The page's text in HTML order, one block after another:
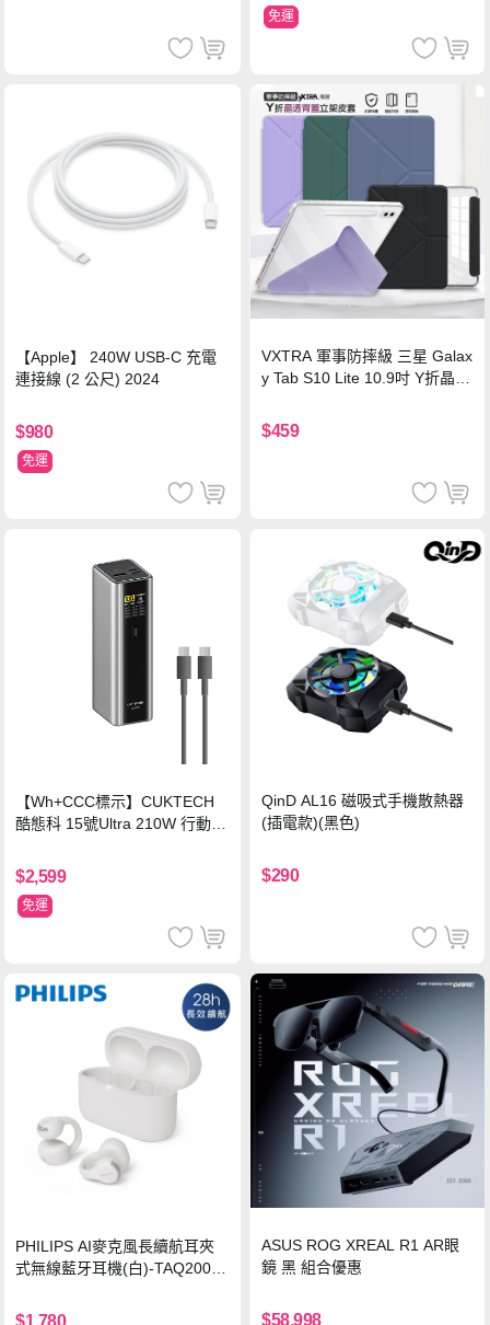
免運
【Apple】 240W USB-C 充電
連接線 (2 公尺) 2024
$980
免運
VXTRA 軍事防摔級 三星 Galax
y Tab S10 Lite 10.9吋 Y折晶透
$459
【Wh+CCC標示】CUKTECH
酷態科 15號Ultra 210W 行動電
$2,599
免運
QinD AL16 磁吸式手機散熱器
(插電款)(黑色)
$290
PHILIPS AI麥克風長續航耳夾
式無線藍牙耳機(白)-TAQ2000
ASUS ROG XREAL R1 AR眼
鏡 黑 組合優惠
$58,998